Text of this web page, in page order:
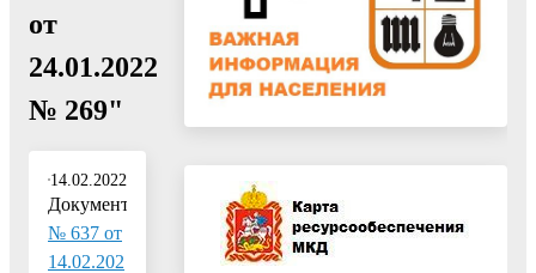
от
24.01.2022
№ 269"
14.02.2022
Документ:
№ 637 от
14.02.202